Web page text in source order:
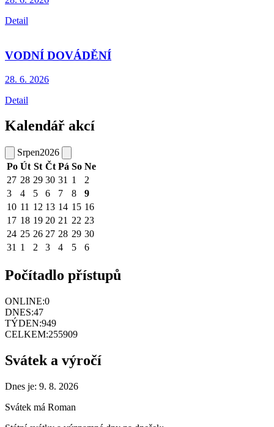
Detail
VODNÍ DOVÁDĚNÍ
28. 6. 2026
Detail
Kalendář akcí
Srpen2026
Po Út St Čt Pá So Ne
27 28 29 30 31 1
2
3
4 5 6 7 8
9
10 11 12 13 14 15 16
17 18 19 20 21 22 23
24 25 26 27 28 29 30
31 1 2 3 4 5 6
Počítadlo přístupů
ONLINE:0
DNES:47
TÝDEN:949
CELKEM:255909
Svátek a výročí
Dnes je: 9. 8. 2026
Svátek má Roman